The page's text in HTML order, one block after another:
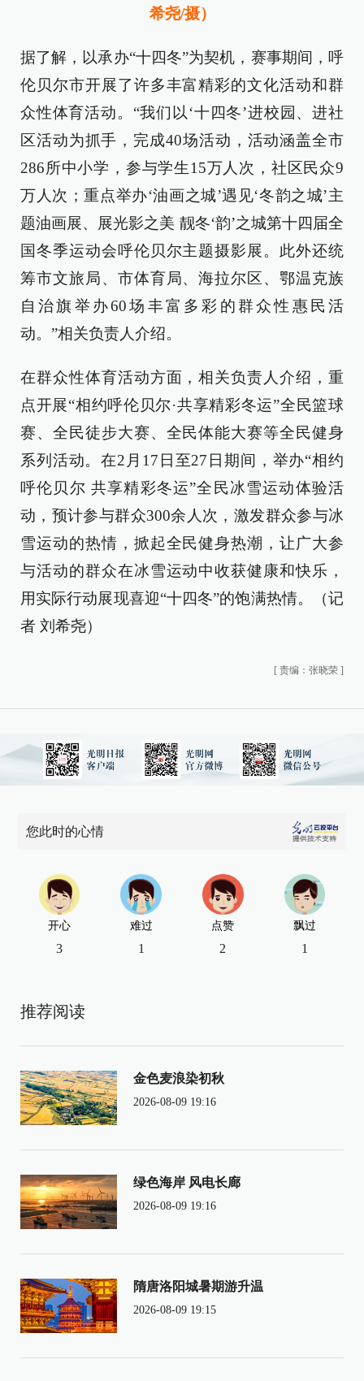
希尧/摄）
据了解，以承办“十四冬”为契机，赛事期间，呼
伦贝尔市开展了许多丰富精彩的文化活动和群
众性体育活动。“我们以‘十四冬’进校园、进社
区活动为抓手，完成40场活动，活动涵盖全市
286所中小学，参与学生15万人次，社区民众9
万人次；重点举办‘油画之城’遇见‘冬韵之城’主
题油画展、展光影之美 靓冬‘韵’之城第十四届全
国冬季运动会呼伦贝尔主题摄影展。此外还统
筹市文旅局、市体育局、海拉尔区、鄂温克族
自治旗举办60场丰富多彩的群众性惠民活
动。”相关负责人介绍。
在群众性体育活动方面，相关负责人介绍，重
点开展“相约呼伦贝尔·共享精彩冬运”全民篮球
赛、全民徒步大赛、全民体能大赛等全民健身
系列活动。在2月17日至27日期间，举办“相约
呼伦贝尔 共享精彩冬运”全民冰雪运动体验活
动，预计参与群众300余人次，激发群众参与冰
雪运动的热情，掀起全民健身热潮，让广大参
与活动的群众在冰雪运动中收获健康和快乐，
用实际行动展现喜迎“十四冬”的饱满热情。（记
者 刘希尧）
[ 责编：张晓荣 ]
您此时的心情
开心
3
难过
1
点赞
2
飘过
1
推荐阅读
金色麦浪染初秋
2026-08-09 19:16
绿色海岸 风电长廊
2026-08-09 19:16
隋唐洛阳城暑期游升温
2026-08-09 19:15